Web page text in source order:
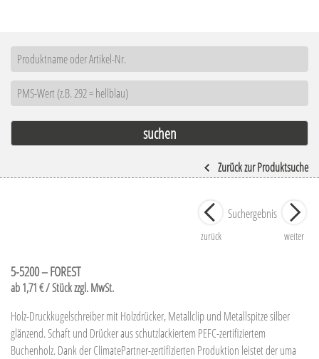
Zurück zur Produktsuche
5-5200 – FOREST
ab 1,71 € / Stück zzgl. MwSt.
Holz-Druckkugelschreiber mit Holzdrücker, Metallclip und Metallspitze silber
glänzend. Schaft und Drücker aus schutzlackiertem PEFC-zertifiziertem
Buchenholz. Dank der ClimatePartner-zertifizierten Produktion leistet der uma
zurück
Suchergebnis
weiter